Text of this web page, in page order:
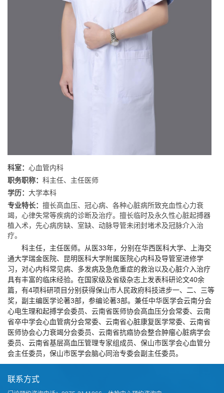
科室： 心血管内科
职务职称： ​科主任、主任医师
学历： 大学本科
专业特长： 擅长高血压、冠心病、各种心脏病所致充血性心力衰
竭，心律失常等疾病的诊断及治疗。擅长临时及永久性心脏起搏器
植入术，先心病房缺、室缺、动脉导管未闭封堵术及冠脉介入治
疗。
科主任，主任医师。从医33年，分别在华西医科大学、上海交
通大学瑞金医院、昆明医科大学附属医院心内科及导管室进修学
习，对心内科常见病、多发病及急危重症的救治以及心脏介入治疗
具有丰富的临床经验。在国家级及省级杂志上发表科研论文40余
篇，有4项科研项目分别获得保山市人民政府科技进步一、二、三等
奖，副主编医学论著3部，参编论著3部。兼任中华医学会云南分会
心电生理和起搏学会委员、云南省医师协会高血压分会常委、云南
省卒中学会心血管病分会常委、云南省心脏康复医学常委、云南省
医师协会心力衰竭分会委员、云南省抗癌协会整合肿瘤心脏病学会
委员、云南省基层高血压管理专家组成员、保山市医学会心血管分
会主任委员，保山市医学会脑心同治专委会副主任委员。
联系方式